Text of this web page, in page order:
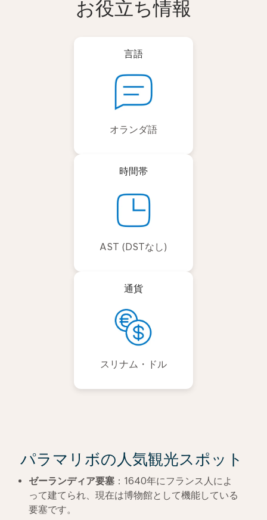
お役立ち情報
言語
オランダ語
時間帯
AST (DSTなし)
通貨
スリナム・ドル
パラマリボの人気観光スポット
ゼーランディア要塞 ：1640年にフランス人によ
って建てられ、現在は博物館として機能している
要塞です。